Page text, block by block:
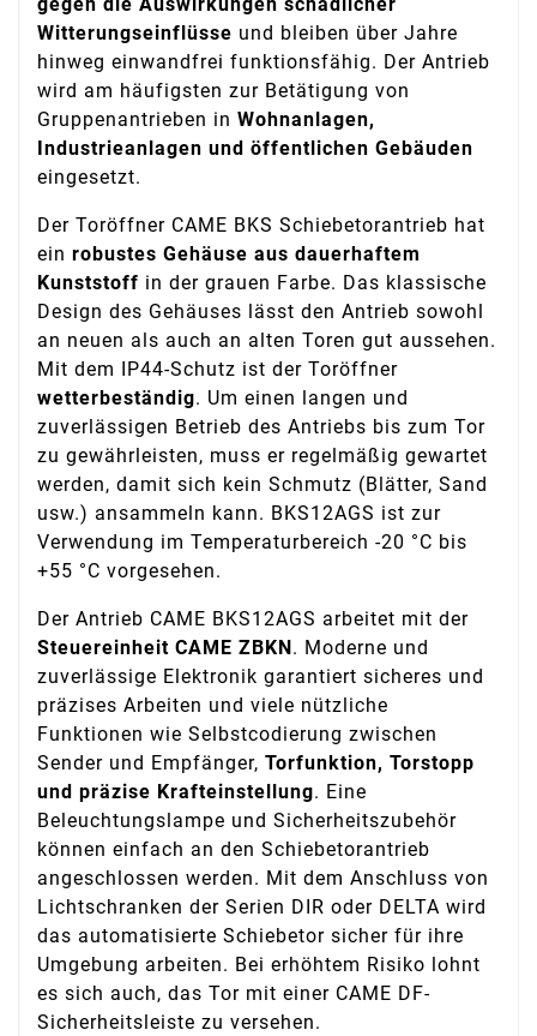
Witterungseinflüsse und bleiben über Jahre
hinweg einwandfrei funktionsfähig. Der Antrieb
wird am häufigsten zur Betätigung von
Gruppenantrieben in Wohnanlagen,
Industrieanlagen und öffentlichen Gebäuden
eingesetzt.
Der Toröffner CAME BKS Schiebetorantrieb hat
ein robustes Gehäuse aus dauerhaftem
Kunststoff in der grauen Farbe. Das klassische
Design des Gehäuses lässt den Antrieb sowohl
an neuen als auch an alten Toren gut aussehen.
Mit dem IP44-Schutz ist der Toröffner
wetterbeständig. Um einen langen und
zuverlässigen Betrieb des Antriebs bis zum Tor
zu gewährleisten, muss er regelmäßig gewartet
werden, damit sich kein Schmutz (Blätter, Sand
usw.) ansammeln kann. BKS12AGS ist zur
Verwendung im Temperaturbereich -20 °C bis
+55 °C vorgesehen.
Der Antrieb CAME BKS12AGS arbeitet mit der
Steuereinheit CAME ZBKN . Moderne und
zuverlässige Elektronik garantiert sicheres und
präzises Arbeiten und viele nützliche
Funktionen wie Selbstcodierung zwischen
Sender und Empfänger, Torfunktion, Torstopp
und präzise Krafteinstellung. Eine
Beleuchtungslampe und Sicherheitszubehör
können einfach an den Schiebetorantrieb
angeschlossen werden. Mit dem Anschluss von
Lichtschranken der Serien DIR oder DELTA wird
das automatisierte Schiebetor sicher für ihre
Umgebung arbeiten. Bei erhöhtem Risiko lohnt
es sich auch, das Tor mit einer CAME DF-
Sicherheitsleiste zu versehen.